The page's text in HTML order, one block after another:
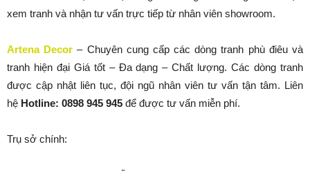
xem tranh và nhận tư vấn trực tiếp từ nhân viên showroom.
Artena Decor – Chuyên cung cấp các dòng tranh phù điêu và
tranh hiện đại Giá tốt – Đa dạng – Chất lượng. Các dòng tranh
được cập nhật liên tục, đội ngũ nhân viên tư vấn tận tâm. Liên
hệ Hotline: 0898 945 945 để được tư vấn miễn phí.
Trụ sở chính: